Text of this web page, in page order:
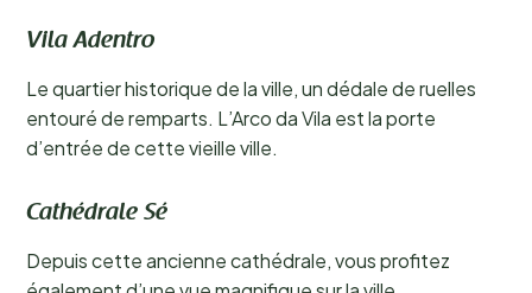
Vila Adentro
Le quartier historique de la ville, un dédale de ruelles
entouré de remparts. L’Arco da Vila est la porte
d’entrée de cette vieille ville.
Cathédrale Sé
Depuis cette ancienne cathédrale, vous profitez